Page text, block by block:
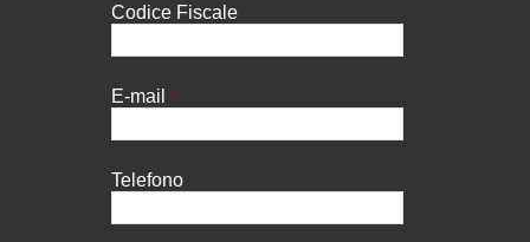
Codice Fiscale
E-mail *
Telefono